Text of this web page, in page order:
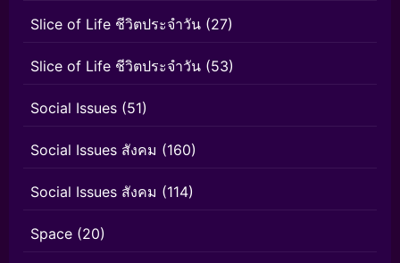
Slice of Life ชีวิตประจำวัน (27)
Slice of Life ชีวิตประจำวัน (53)
Social Issues (51)
Social Issues สังคม (160)
Social Issues สังคม (114)
Space (20)